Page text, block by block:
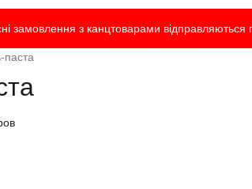
замовлення з канцтоварами
паста